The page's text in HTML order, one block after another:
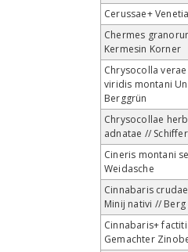
Cerussae+
Chermes
Kermesin Korner
Chrysocolla
viridis montani
Berggrün
Chrysocollae
adnatae //
Cineris montani
Weidasche
Cinnabaris
Minij nativi //
Cinnabaris+
Gemachter